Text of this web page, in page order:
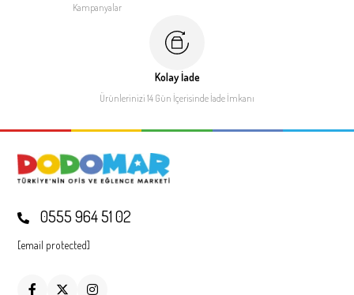
Kampanyalar
Kolay İade
Ürünlerinizi 14 Gün İçerisinde İade İmkanı
0555 964 51 02
[email protected]